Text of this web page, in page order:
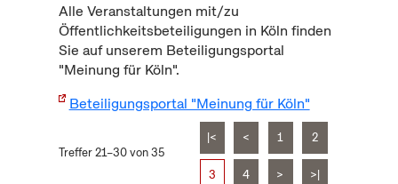
Alle Veranstaltungen mit/zu
Öffentlichkeitsbeteiligungen in Köln finden
Sie auf unserem Beteiligungsportal
"Meinung für Köln".
Beteiligungsportal "Meinung für Köln"
Treffer 21–30 von 35
|< < 1 2
3 4 > >|